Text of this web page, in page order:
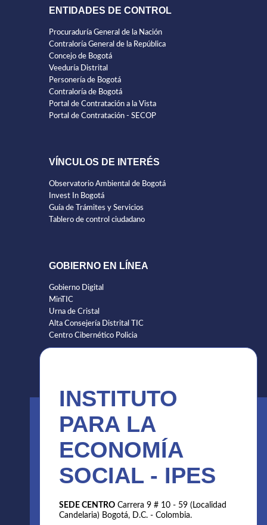
ENTIDADES DE CONTROL
Procuraduría General de la Nación
Contraloría General de la República
Concejo de Bogotá
Veeduría Distrital
Personería de Bogotá
Contraloría de Bogotá
Portal de Contratación a la Vista
Portal de Contratación - SECOP
VÍNCULOS DE INTERÉS
Observatorio Ambiental de Bogotá
Invest In Bogotá
Guía de Trámites y Servicios
Tablero de control ciudadano
GOBIERNO EN LÍNEA
Gobierno Digital
MinTIC
Urna de Cristal
Alta Consejería Distrital TIC
Centro Cibernético Policia
INSTITUTO
PARA LA
ECONOMÍA
SOCIAL - IPES
SEDE CENTRO Carrera 9 # 10 - 59 (Localidad
Candelaria) Bogotá, D.C. - Colombia.